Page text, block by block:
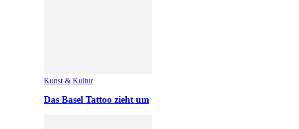
Kunst & Kultur
Das Basel Tattoo zieht um